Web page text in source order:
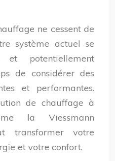
ne cessent de
système actuel se
et potentiellement
de considérer des
et performantes.
de chauffage à
la Viessmann
transformer votre
et votre confort.